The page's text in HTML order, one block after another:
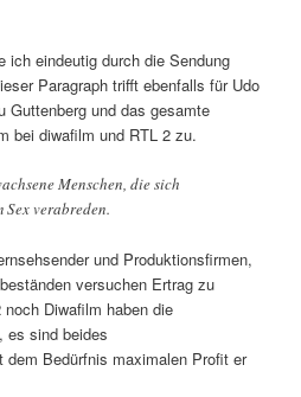
ich eindeutig durch die Sendung
Paragraph trifft ebenfalls für Udo
Guttenberg und das gesamte
bei diwafilm und RTL 2 zu.
Menschen, die sich
verabreden.
und Produktionsfirmen,
versuchen Ertrag zu
Diwafilm haben die
es sind beides
Bedürfnis maximalen Profit er